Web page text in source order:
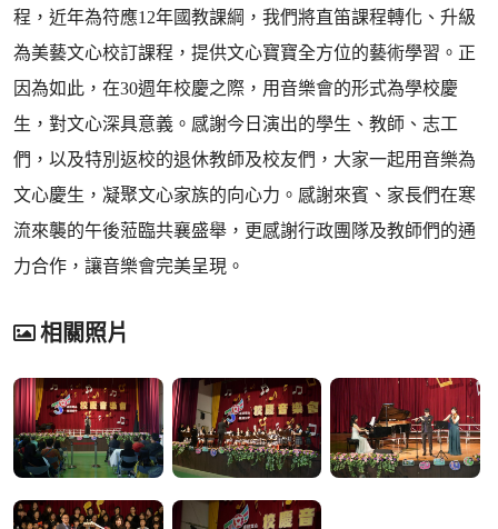
程，近年為符應12年國教課綱，我們將直笛課程轉化、升級
為美藝文心校訂課程，提供文心寶寶全方位的藝術學習。正
因為如此，在30週年校慶之際，用音樂會的形式為學校慶
生，對文心深具意義。感謝今日演出的學生、教師、志工
們，以及特別返校的退休教師及校友們，大家一起用音樂為
文心慶生，凝聚文心家族的向心力。感謝來賓、家長們在寒
流來襲的午後蒞臨共襄盛舉，更感謝行政團隊及教師們的通
力合作，讓音樂會完美呈現。
相關照片